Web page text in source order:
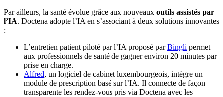
Par ailleurs, la santé évolue grâce aux nouveaux outils assistés par
l’IA. Doctena adopte l’IA en s’associant à deux solutions innovantes
:
L’entretien patient piloté par l’IA proposé parBingli permet
aux professionnels de santé de gagner environ 20 minutes par
prise en charge.
Alfred, un logiciel de cabinet luxembourgeois, intègre un
module de prescription basé sur l’IA. Il connecte de façon
transparente les rendez-vous pris via Doctena avec les